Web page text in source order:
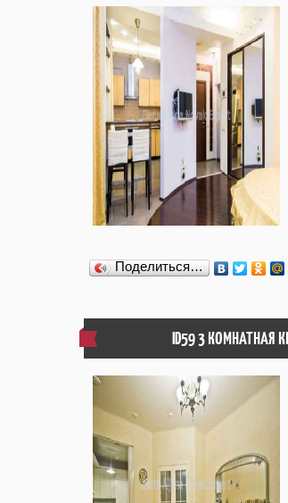
Поделиться…
ID59 3 КОМНАТНАЯ